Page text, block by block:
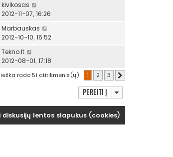
kivikosas
2012-11-07, 16:26
Marbauskas
2012-10-10, 16:52
Tekno.lt
2012-08-01, 17:18
rado 51 atitikmenis(ų) 1 2 3
Pereiti į
diskusijų lentos slapukus (cookies)